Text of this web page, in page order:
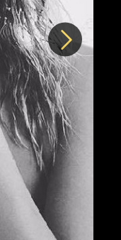
Další